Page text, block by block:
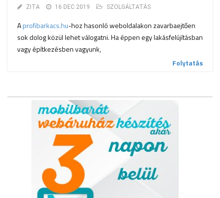
ZITA 16 DEC 2019 SZOLGÁLTATÁS
Aprofibarkacs.hu-hoz hasonló weboldalakon zavarbaejtően
sok dolog közül lehet válogatni. Ha éppen egy lakásfelújításban
vagy építkezésben vagyunk,
Folytatás